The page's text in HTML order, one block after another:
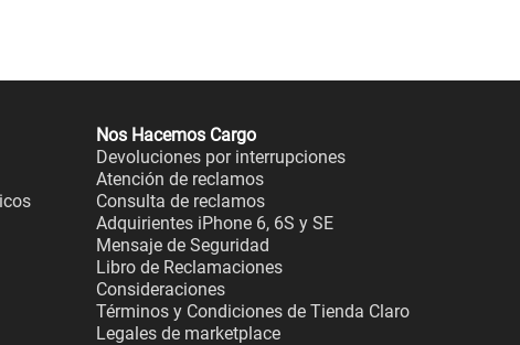
Nos Hacemos Cargo
Devoluciones por interrupciones
Atención de reclamos
Consulta de reclamos
Adquirientes iPhone 6, 6S y SE
Mensaje de Seguridad
Libro de Reclamaciones
Consideraciones
Términos y Condiciones de Tienda Claro
Legales de marketplace